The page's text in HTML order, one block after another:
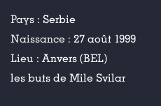
Pays : Serbie
Naissance : 27 août 1999
Lieu : Anvers (BEL)
les buts de Mile Svilar